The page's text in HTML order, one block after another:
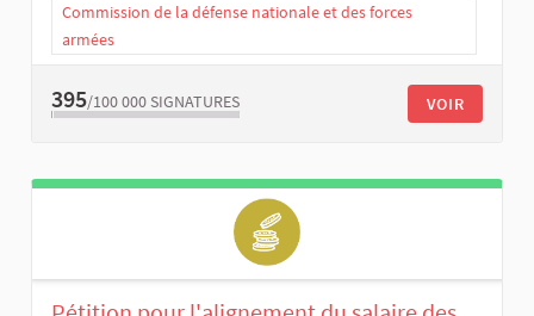
Commission de la défense nationale et des forces
armées
395/100 000 SIGNATURES VOIR